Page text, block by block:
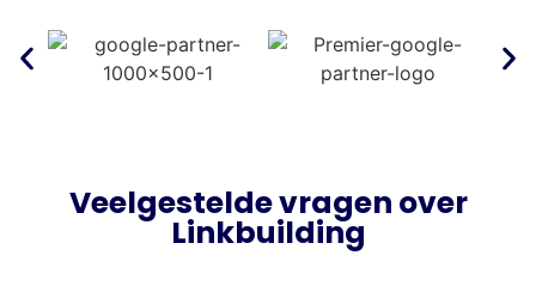
Veelgestelde vragen over
Linkbuilding